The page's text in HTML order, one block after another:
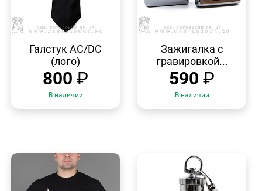
ПРОСМОТР
Галстук AC/DC
(лого)
800 ₽
В наличии
ПРОСМОТР
Зажигалка с
гравировкой...
590 ₽
В наличии